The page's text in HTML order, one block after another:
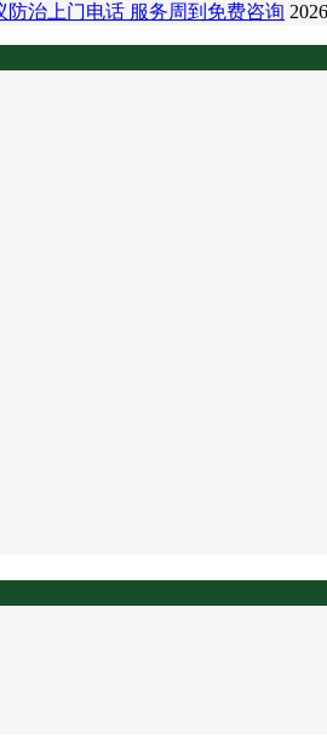
防治上门电话 服务周到免费咨询